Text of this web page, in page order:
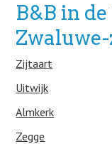
B&B in
Zijtaart
Uitwijk
Almkerk
Zegge